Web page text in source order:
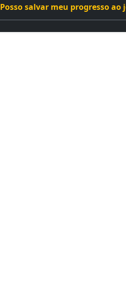
Posso salvar meu progresso